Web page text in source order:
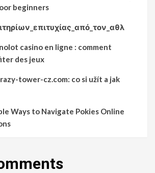
beginners
casino en ligne : comment
des jeux
tower-cz.com: co si užít a jak
Ways to Navigate Pokies Online